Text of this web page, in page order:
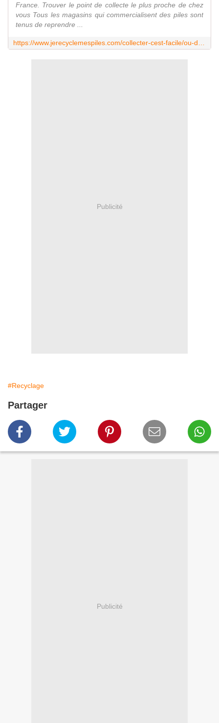
France. Trouver le point de collecte le plus proche de chez
vous Tous les magasins qui commercialisent des piles sont
tenus de reprendre ...
Publicité
#Recyclage
Partager
Publicité